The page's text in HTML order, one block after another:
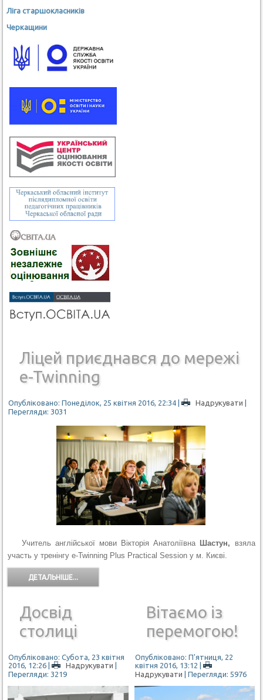
Ліга старшокласників
Черкащини
Ліцей приєднався до мережі
e-Twinning
Опубліковано: Понеділок, 25 квітня 2016, 22:34 | Надрукувати |
Перегляди: 3031
Учитель англійської мови Вікторія Анатоліївна Шастун, взяла
участь у тренінгу e-Twinning Plus Practical Session у м. Києві.
ДЕТАЛЬНІШЕ...
Досвід
столиці
Опубліковано: Субота, 23 квітня
2016, 12:26 | Надрукувати |
Перегляди: 3219
Вітаємо із
перемогою!
Опубліковано: П'ятниця, 22
квітня 2016, 13:12 |
Надрукувати | Перегляди: 5976